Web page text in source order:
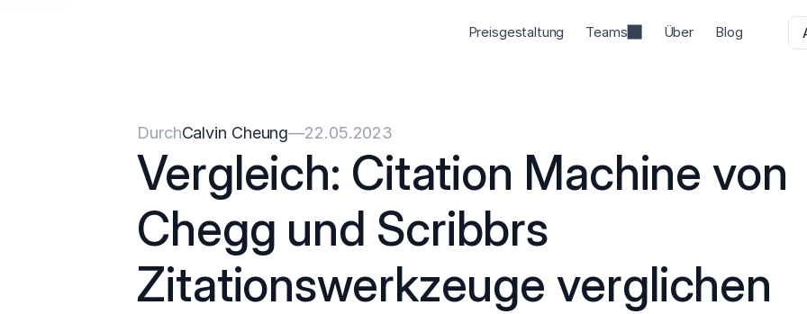
Preisgestaltung Teams Über Blog
DurchCalvin Cheung—22.05.2023
Vergleich: Citation Machine von
Chegg und Scribbrs
Zitationswerkzeuge verglichen